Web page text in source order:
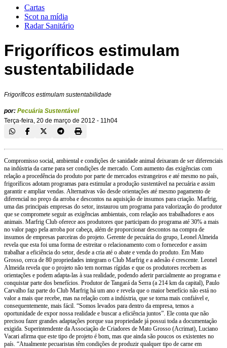
Cartas
Scot na mídia
Radar Sanitário
Frigoríficos estimulam
sustentabilidade
Frigoríficos estimulam sustentabilidade
por: Pecuária Sustentável
Terça-feira, 20 de março de 2012 - 11h04
Compromisso social, ambiental e condições de sanidade animal deixaram de ser diferenciais
na indústria da carne para ser condições de mercado. Com aumento das exigências com
relação a procedência do produto por parte de mercados estrangeiros e até mesmo no país,
frigoríficos adotam programas para estimular a produção sustentável na pecuária e assim
garantir e ampliar vendas. Alternativas vão desde orientações até mesmo pagamento de
diferencial no preço da arroba e descontos na aquisição de insumos para criação. Marfrig,
uma das principais empresas do setor, instaurou um programa para valorização do produtor
que se compromete seguir as exigências ambientais, com relação aos trabalhadores e aos
animais. Marfrig Club oferece aos produtores que participam do programa até 30% a mais
no valor pago pela arroba por cabeça, além de proporcionar descontos na compra de
insumos de empresas parceiras do projeto. Gerente de pecuária do grupo, Leonel Almeida
revela que esta foi uma forma de estreitar o relacionamento com o fornecedor e assim
trabalhar a eficiência do setor, desde a cria até o abate e venda do produto. Em Mato
Grosso, cerca de 80 propriedades integram o Club Marfrig e a adesão é crescente. Leonel
Almeida revela que o projeto não tem normas rígidas e que os produtores recebem as
orientações e podem adapta-las à sua realidade, podendo aderir parcialmente ao programa e
conquistar parte dos benefícios. Produtor de Tangará da Serra (a 214 km da capital), Paulo
Carvalho faz parte do Club Marfrig há um ano e revela que o maior benefício não está no
valor a mais que recebe, mas na relação com a indústria, que se torna mais confiável e,
consequentemente, mais fácil. “Somos levados para dentro da empresa, temos a
oportunidade de expor nossa realidade e buscar a eficiência juntos”. Ele conta que não
precisou fazer grandes adaptações porque sua propriedade já possui toda a documentação
exigida. Superintendente da Associação de Criadores de Mato Grosso (Acrimat), Luciano
Vacari afirma que este tipo de projeto é bom, mas que ainda são poucos os existentes no
país. “Atualmente pecuaristas têm condições de produzir qualquer tipo de carne em